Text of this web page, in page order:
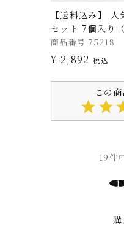
【送料込み】
セット 7個入り
商品番号 75218
¥ 2,892 税込
19件
1